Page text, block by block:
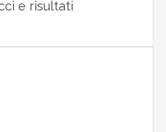
e risultati